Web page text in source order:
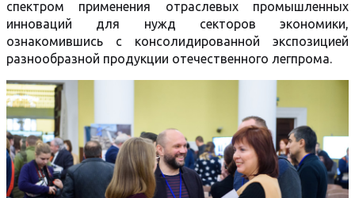
спектром применения отраслевых промышленных
инноваций для нужд секторов экономики,
ознакомившись с консолидированной экспозицией
разнообразной продукции отечественного легпрома.